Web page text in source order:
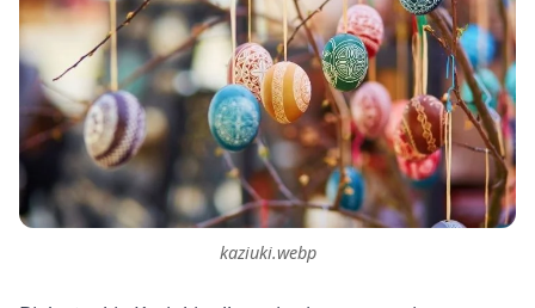
kaziuki.webp